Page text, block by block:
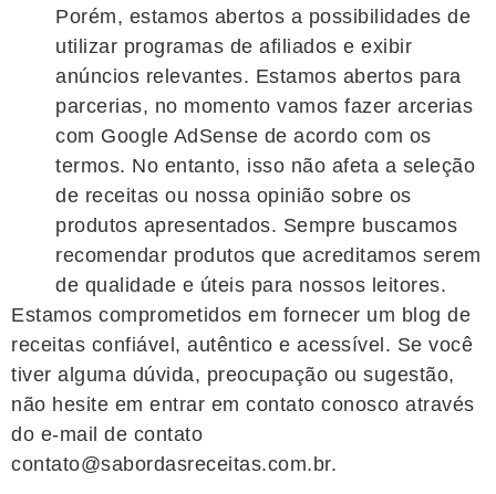
Porém, estamos abertos a possibilidades de
utilizar programas de afiliados e exibir
anúncios relevantes. Estamos abertos para
parcerias, no momento vamos fazer arcerias
com Google AdSense de acordo com os
termos. No entanto, isso não afeta a seleção
de receitas ou nossa opinião sobre os
produtos apresentados. Sempre buscamos
recomendar produtos que acreditamos serem
de qualidade e úteis para nossos leitores.
Estamos comprometidos em fornecer um blog de
receitas confiável, autêntico e acessível. Se você
tiver alguma dúvida, preocupação ou sugestão,
não hesite em entrar em contato conosco através
do e-mail de contato
contato@sabordasreceitas.com.br.